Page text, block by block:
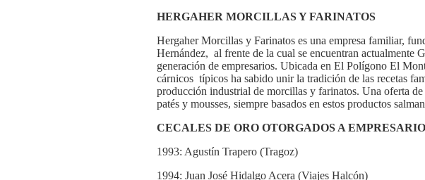
HERGAHER MORCILLAS Y FARINATOS
Hergaher Morcillas y Farinatos es una empresa familiar,
Hernández, al frente de la cual se encuentran actualmente
generación de empresarios. Ubicada en El Polígono El
cárnicos típicos ha sabido unir la tradición de las recetas
producción industrial de morcillas y farinatos. Una oferta
patés y mousses, siempre basados en estos productos
CECALES DE ORO OTORGADOS A
1993: Agustín Trapero (Tragoz)
1994: Juan José Hidalgo Acera (Viajes Halcón)